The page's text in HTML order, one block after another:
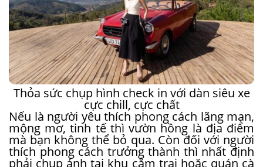
Thỏa sức chụp hình check in với dàn siêu xe
cực chill, cực chất
Nếu là người yêu thích phong cách lãng mạn,
mộng mơ, tinh tế thì vườn hồng là địa điểm
mà bạn không thể bỏ qua. Còn đối với người
thích phong cách trưởng thành thì nhất định
phải chụp ảnh tại khu cắm trại hoặc quán cà